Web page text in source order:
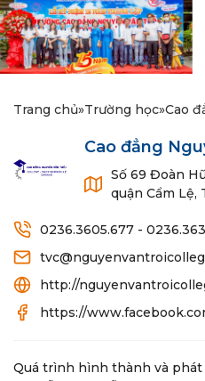
Trang chủ»Trường học»Cao
Cao đẳng
Số 69 Đoàn
quận Cẩm Lệ,
0236.3605.677 -
http://
https://
Quá trình hình thành và